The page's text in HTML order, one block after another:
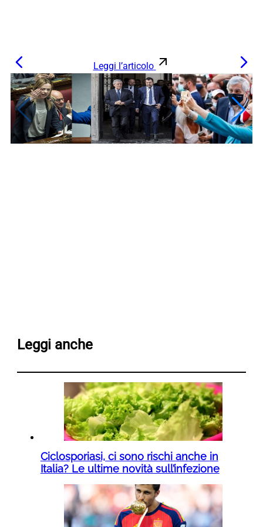
Leggi l’articolo
Leggi anche
Ciclosporiasi, ci sono rischi anche in
Italia? Le ultime novità sull’infezione